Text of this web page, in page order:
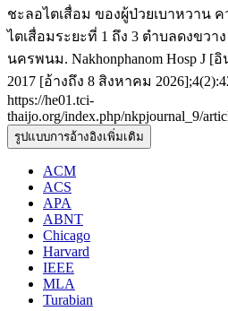
ชะลอไตเสื่อม ของผู้ป่วยเบาหวาน
ไตเสื่อมระยะที่ 1 ถึง 3 ตำบลดงขวา
นครพนม. Nakhonphanom Hosp J [
2017 [อ้างถึง 8 สิงหาคม
https://he01.tci-
thaijo.org/index.php/nkpjournal_9/
รูปแบบการอ้างอิงเพิ่มเติม
ACM
ACS
APA
ABNT
Chicago
Harvard
IEEE
MLA
Turabian